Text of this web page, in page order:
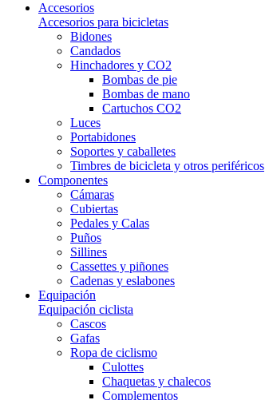
Accesorios
Accesorios para bicicletas
Bidones
Candados
Hinchadores y CO2
Bombas de pie
Bombas de mano
Cartuchos CO2
Luces
Portabidones
Soportes y caballetes
Timbres de bicicleta y otros periféricos
Componentes
Cámaras
Cubiertas
Pedales y Calas
Puños
Sillines
Cassettes y piñones
Cadenas y eslabones
Equipación
Equipación ciclista
Cascos
Gafas
Ropa de ciclismo
Culottes
Chaquetas y chalecos
Complementos